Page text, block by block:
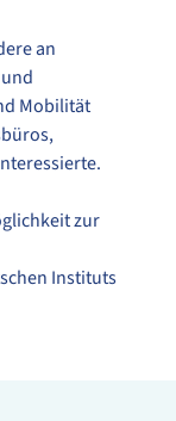
an
Mobilität
zur
Instituts